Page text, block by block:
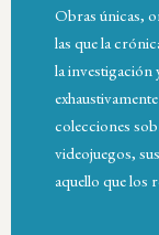
Obras únicas,
las que la
la investigación
colecciones
videojuegos,
aquello que los